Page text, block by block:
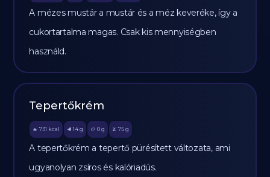
A mézes mustár a mustár és a méz keveréke, így a
cukortartalma magas. Csak kis mennyiségben
használd.
Tepertőkrém
🔥 731 kcal 🥩 14 g 🥔 0g 🫒 75 g
A tepertőkrém a tepertő pürésített változata, ami
ugyanolyan zsíros és kalóriadús.